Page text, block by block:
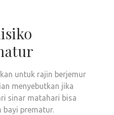
untuk rajin berjemur
menyebutkan jika
sinar matahari bisa
bayi prematur.